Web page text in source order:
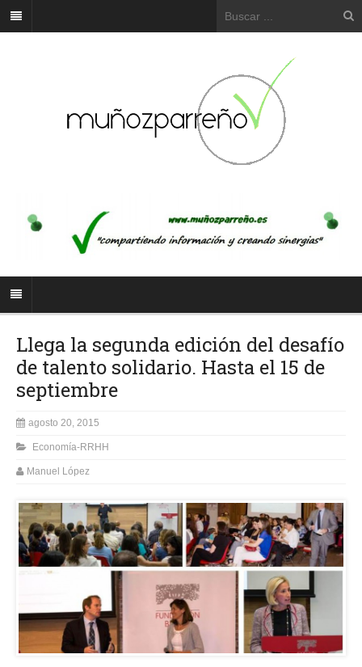
Llega la segunda edición del desafío
de talento solidario. Hasta el 15 de
septiembre
agosto 20, 2015
Economía-RRHH
Manuel López